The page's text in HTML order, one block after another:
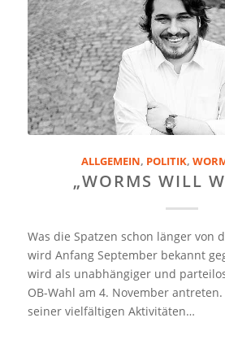
ALLGEMEIN, POLITIK,
„WORMS WILL
Was die Spatzen schon länger von
wird Anfang September bekannt
wird als unabhängiger und
OB-Wahl am 4. November
seiner vielfältigen Aktivitäten…